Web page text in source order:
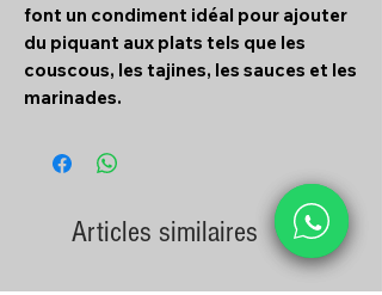
font un condiment idéal pour ajouter
du piquant aux plats tels que les
couscous, les tajines, les sauces et les
marinades.
Articles similaires